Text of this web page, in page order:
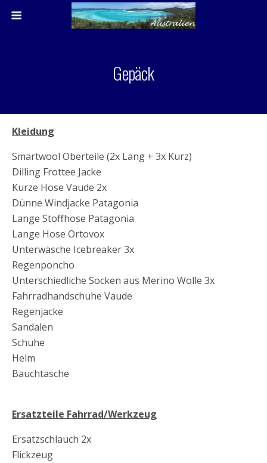
Gepäck
Kleidung
Smartwool Oberteile (2x Lang + 3x Kurz)
Dilling Frottee Jacke
Kurze Hose Vaude 2x
Dünne Windjacke Patagonia
Lange Stoffhose Patagonia
Lange Hose Ortovox
Unterwäsche Icebreaker 3x
Regenponcho
Unterschiedliche Socken aus Merino Wolle 3x
Fahrradhandschuhe Vaude
Regenjacke
Sandalen
Schuhe
Helm
Bauchtasche
Ersatzteile Fahrrad/Werkzeug
Ersatzschlauch 2x
Flickzeug